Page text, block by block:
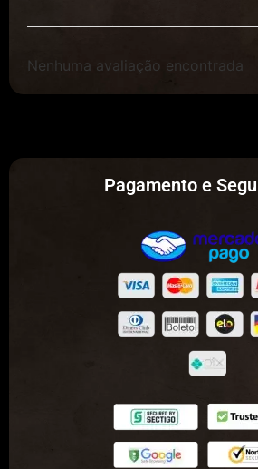
Nenhuma avaliação encontrada
Pagamento e